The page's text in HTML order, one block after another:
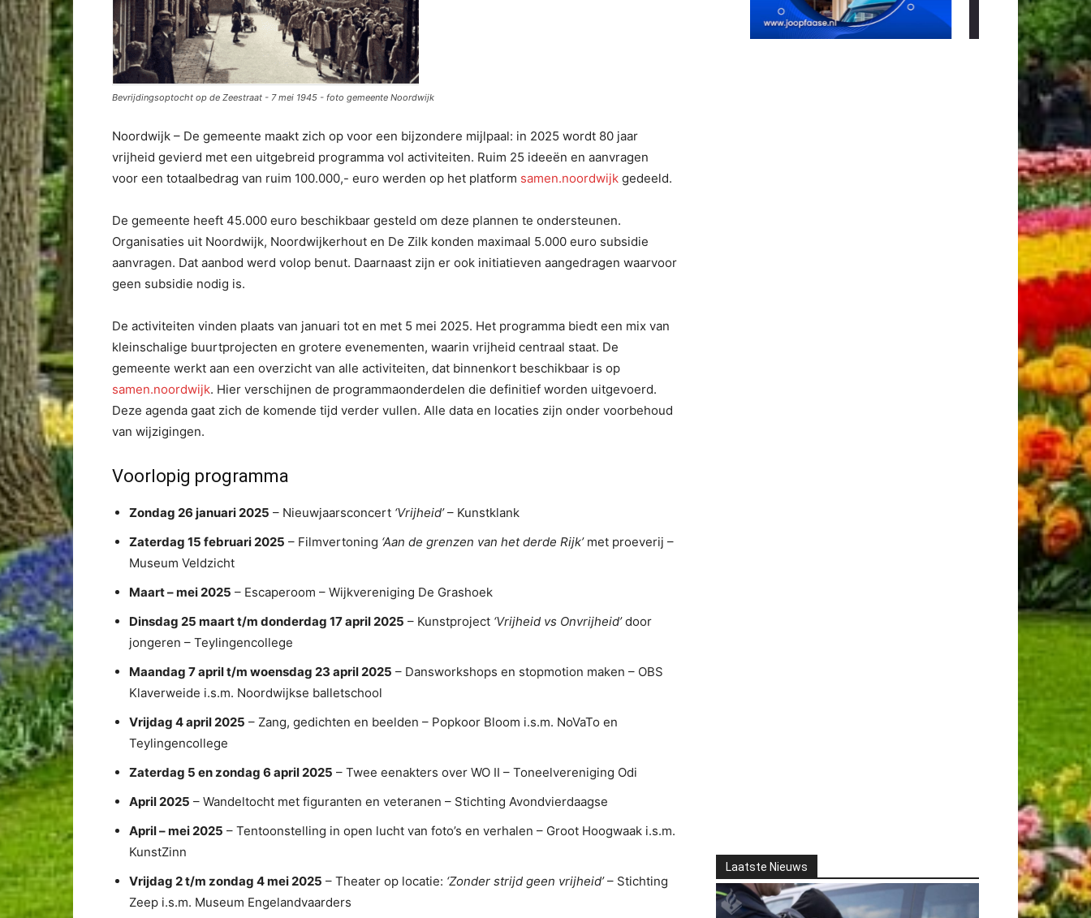
Bevrijdingsoptocht op de Zeestraat - 7 mei 1945 - foto gemeente Noordwijk
Noordwijk – De gemeente maakt zich op voor een bijzondere mijlpaal: in 2025 wordt 80 jaar
vrijheid gevierd met een uitgebreid programma vol activiteiten. Ruim 25 ideeën en aanvragen
voor een totaalbedrag van ruim 100.000,- euro werden op het platform samen.noordwijk gedeeld.
De gemeente heeft 45.000 euro beschikbaar gesteld om deze plannen te ondersteunen.
Organisaties uit Noordwijk, Noordwijkerhout en De Zilk konden maximaal 5.000 euro subsidie
aanvragen. Dat aanbod werd volop benut. Daarnaast zijn er ook initiatieven aangedragen waarvoor
geen subsidie nodig is.
De activiteiten vinden plaats van januari tot en met 5 mei 2025. Het programma biedt een mix van
kleinschalige buurtprojecten en grotere evenementen, waarin vrijheid centraal staat. De
gemeente werkt aan een overzicht van alle activiteiten, dat binnenkort beschikbaar is op
samen.noordwijk. Hier verschijnen de programmaonderdelen die definitief worden uitgevoerd.
Deze agenda gaat zich de komende tijd verder vullen. Alle data en locaties zijn onder voorbehoud
van wijzigingen.
Voorlopig programma
Zondag 26 januari 2025 – Nieuwjaarsconcert ‘Vrijheid’– Kunstklank
Zaterdag 15 februari 2025 – Filmvertoning ‘Aan de grenzen van het derde Rijk’met proeverij –
Museum Veldzicht
Maart – mei 2025 – Escaperoom – Wijkvereniging De Grashoek
Dinsdag 25 maart t/m donderdag 17 april 2025 – Kunstproject ‘Vrijheid vs Onvrijheid’door
jongeren – Teylingencollege
Maandag 7 april t/m woensdag 23 april 2025 – Dansworkshops en stopmotion maken – OBS
Klaverweide i.s.m. Noordwijkse balletschool
Vrijdag 4 april 2025 – Zang, gedichten en beelden – Popkoor Bloom i.s.m. NoVaTo en
Teylingencollege
Zaterdag 5 en zondag 6 april 2025 – Twee eenakters over WO II – Toneelvereniging Odi
April 2025 – Wandeltocht met figuranten en veteranen – Stichting Avondvierdaagse
April – mei 2025 – Tentoonstelling in open lucht van foto’s en verhalen – Groot Hoogwaak i.s.m.
KunstZinn
Vrijdag 2 t/m zondag 4 mei 2025 – Theater op locatie: ‘Zonder strijd geen vrijheid’– Stichting
Zeep i.s.m. Museum Engelandvaarders
Laatste Nieuws